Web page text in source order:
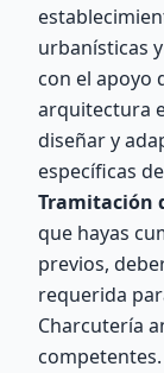
urbanísticas
con el apoyo
arquitectura
diseñar y
específicas
Tramitación
que hayas
previos,
requerida
Charcutería